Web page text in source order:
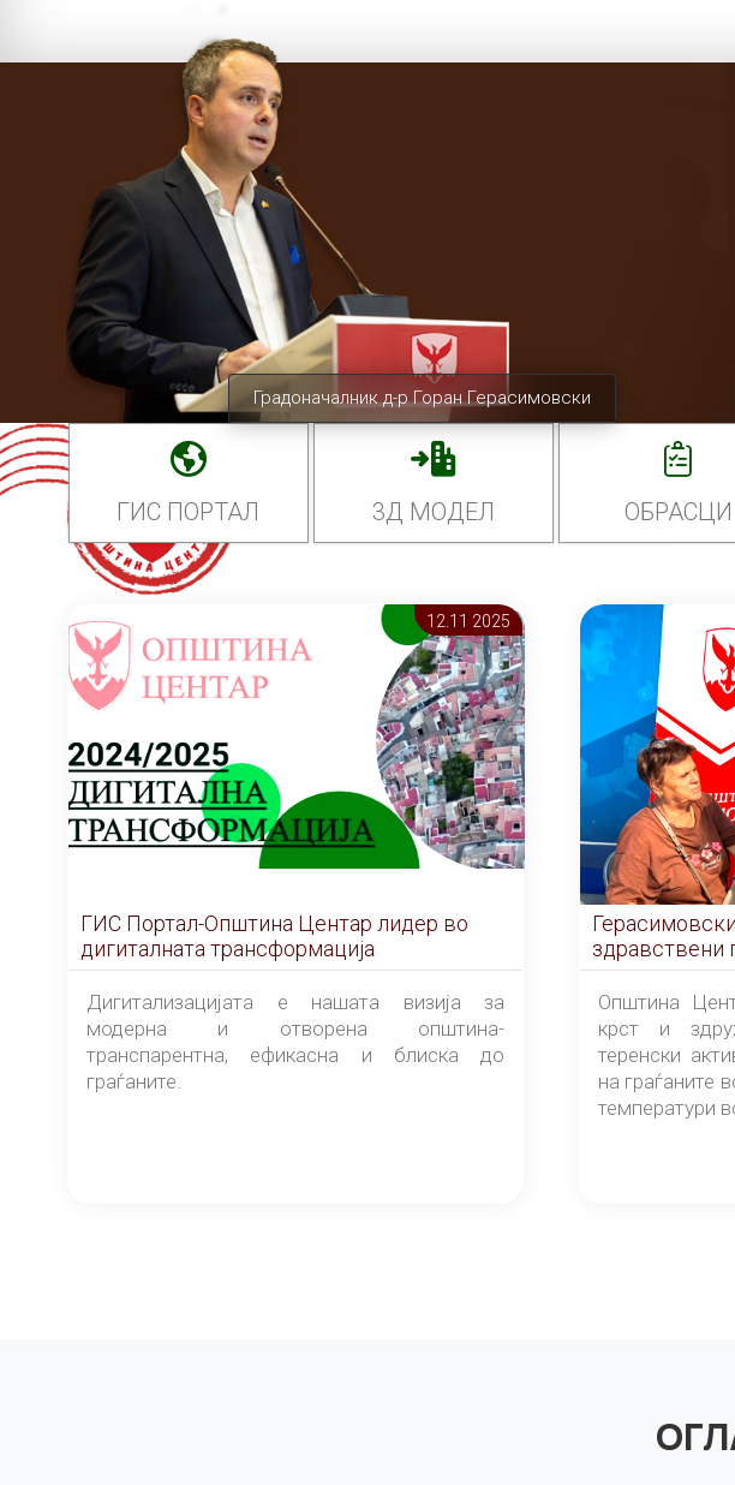
Градоначалник д-р Горан Герасимовски
ГИС ПОРТАЛ 3Д МОДЕЛ ОБРАСЦИ
12.11 2025
ГИС Портал-Општина Центар лидер во
дигиталната трансформација
Дигитализацијата е нашата визија за
модерна и отворена општина-
транспарентна, ефикасна и блиска до
граѓаните.
здравствени
граѓаните во
Општина
крст и
теренски
на граѓаните
температури